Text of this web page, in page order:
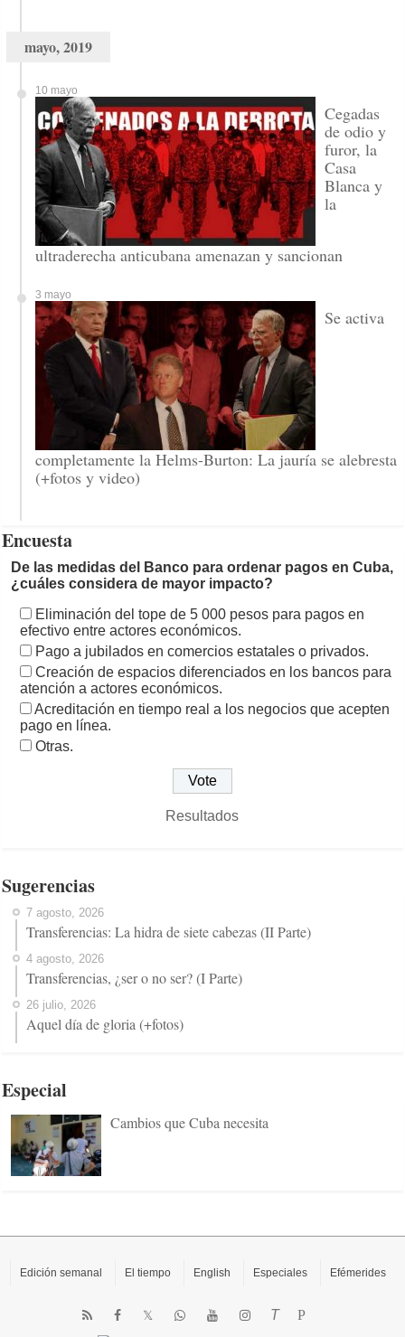
mayo, 2019
10 mayo
Cegadas
de odio y
furor, la
Casa
Blanca y
la
ultraderecha anticubana amenazan y sancionan
3 mayo
Se activa
completamente la Helms-Burton: La jauría se alebresta
(+fotos y video)
Encuesta
De las medidas del Banco para ordenar pagos en Cuba,
¿cuáles considera de mayor impacto?
Eliminación del tope de 5 000 pesos para pagos en
efectivo entre actores económicos.
Pago a jubilados en comercios estatales o privados.
Creación de espacios diferenciados en los bancos para
atención a actores económicos.
Acreditación en tiempo real a los negocios que acepten
pago en línea.
Otras.
Resultados
Sugerencias
7 agosto, 2026
Transferencias: La hidra de siete cabezas (II Parte)
4 agosto, 2026
Transferencias, ¿ser o no ser? (I Parte)
26 julio, 2026
Aquel día de gloria (+fotos)
Especial
Cambios que Cuba necesita
Edición semanal El tiempo English Especiales Efémerides
T P